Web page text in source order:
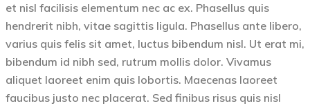
et nisl facilisis elementum nec ac ex. Phasellus quis
hendrerit nibh, vitae sagittis ligula. Phasellus ante libero,
varius quis felis sit amet, luctus bibendum nisl. Ut erat mi,
bibendum id nibh sed, rutrum mollis dolor. Vivamus
aliquet laoreet enim quis lobortis. Maecenas laoreet
faucibus justo nec placerat. Sed finibus risus quis nisl